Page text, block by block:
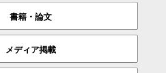
書籍・論文
メディア掲載